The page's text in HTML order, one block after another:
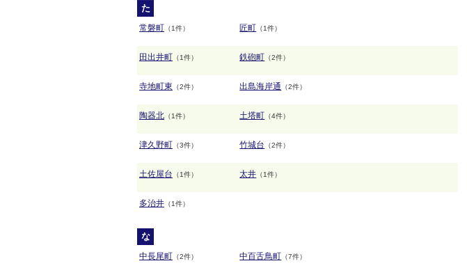
た
常磐町 （1件） 匠町 （1件）
田出井町 （1件） 鉄砲町 （2件）
寺地町東 （2件） 出島海岸通 （2件）
陶器北 （1件） 土塔町 （4件）
津久野町 （3件） 竹城台 （2件）
土佐屋台 （1件） 太井 （1件）
多治井 （1件）
な
中長尾町 （2件） 中百舌鳥町 （7件）